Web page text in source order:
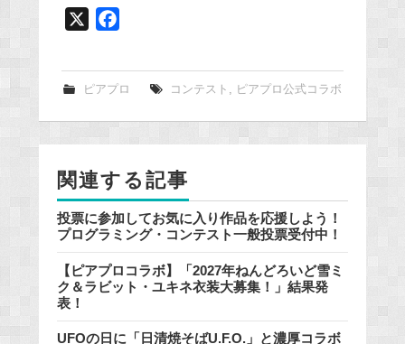
e
k
ピアプロ コンテスト , ピアプロ公式コラボ
関連する記事
投票に参加してお気に入り作品を応援しよう！
プログラミング・コンテスト一般投票受付中！
【ピアプロコラボ】「2027年ねんどろいど雪ミ
ク＆ラビット・ユキネ衣装大募集！」結果発
表！
UFOの日に「日清焼そばU.F.O.」と濃厚コラボ